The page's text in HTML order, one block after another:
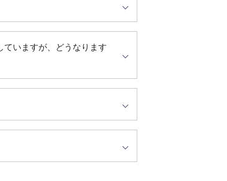
いますが、どうなります